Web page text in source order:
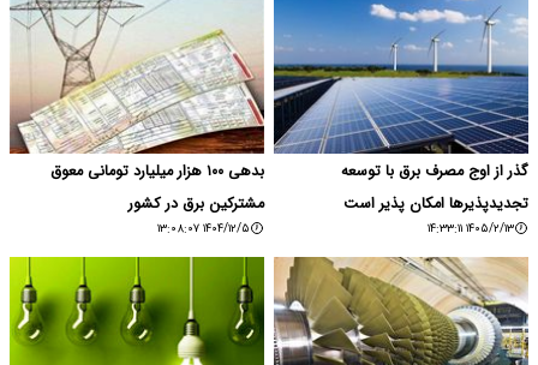
گذر از اوج مصرف برق با توسعه
تجدیدپذیرها امکان پذیر است
۱۴۰۵/۲/۱۳ ۱۴:۳۳:۱۱
بدهی ۱۰۰ هزار میلیارد تومانی معوق
مشترکین برق در کشور
۱۴۰۴/۱۲/۵ ۱۳:۰۸:۰۷